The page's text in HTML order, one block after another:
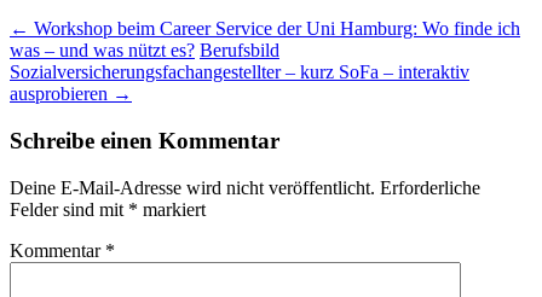
Beitragsnavigation
← Workshop beim Career Service der Uni Hamburg: Wo finde ich
was – und was nützt es? Berufsbild
Sozialversicherungsfachangestellter – kurz SoFa – interaktiv
ausprobieren →
Schreibe einen Kommentar
Deine E-Mail-Adresse wird nicht veröffentlicht. Erforderliche
Felder sind mit * markiert
Kommentar *